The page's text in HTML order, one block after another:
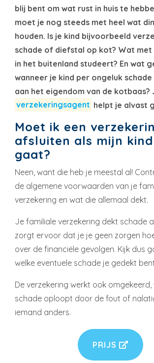
blij bent om wat rust in huis te
moet je nog steeds met heel wat
houden. Is je kind bijvoorbeeld
schade of diefstal op kot? Wat met
in het buitenland studeert? En wat
wanneer je kind per ongeluk
aan het eigendom van de kotbaas?
verzekeringsagent helpt je alvast
Moet ik een
afsluiten als mijn
gaat?
Neen, want die heb je meestal al!
de algemene voorwaarden van je
verzekering en wat die allemaal dekt.
Je familiale verzekering dekt schade
zorgt ervoor dat je je geen zorgen
over de financiële gevolgen. Kijk dus
welke eventuele schade je gedekt
De verzekering werkt ook omgekeerd,
schade oploopt door de fout of
iemand anders.
PRIJS